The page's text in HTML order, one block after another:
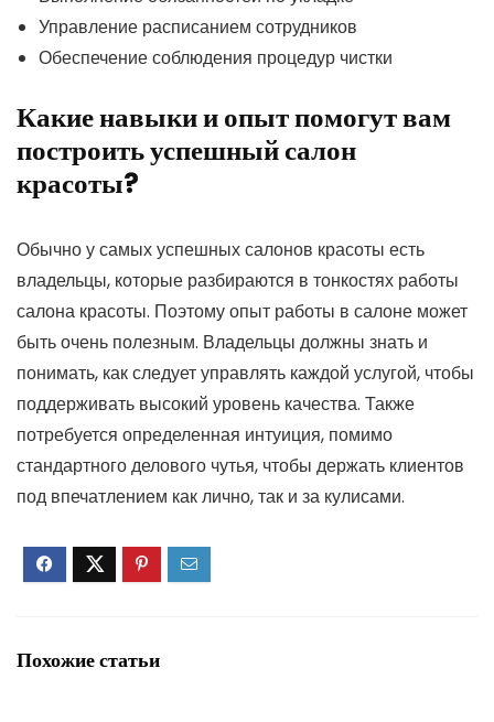
Управление расписанием сотрудников
Обеспечение соблюдения процедур чистки
Какие навыки и опыт помогут вам
построить успешный салон
красоты?
Обычно у самых успешных салонов красоты есть
владельцы, которые разбираются в тонкостях работы
салона красоты. Поэтому опыт работы в салоне может
быть очень полезным. Владельцы должны знать и
понимать, как следует управлять каждой услугой, чтобы
поддерживать высокий уровень качества. Также
потребуется определенная интуиция, помимо
стандартного делового чутья, чтобы держать клиентов
под впечатлением как лично, так и за кулисами.
Похожие статьи